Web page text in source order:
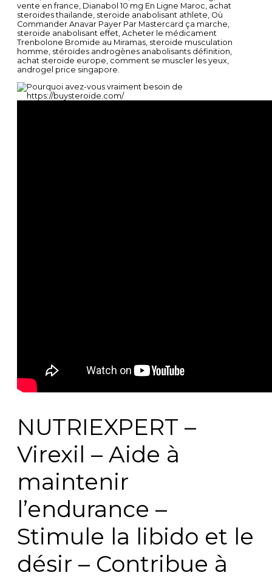
vente en france, Dianabol 10 mg En Ligne Maroc, achat
steroides thailande, steroide anabolisant athlete, Où
Commander Anavar Payer Par Mastercard ça marche,
steroide anabolisant effet, Acheter le médicament
Trenbolone Bromide au Miramas, steroide musculation
homme, stéroïdes androgènes anabolisants définition,
achat steroide europe, comment se muscler les yeux,
androgel price singapore.
NUTRIEXPERT –
Virexil – Aide à
maintenir
l’endurance –
Stimule la libido et le
désir – Contribue à